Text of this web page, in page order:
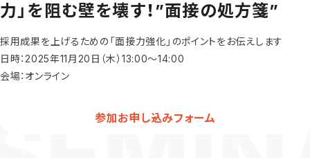
力」を阻む壁を壊す！”面接の処方箋”
採用成果を上げるための「面接力強化」のポイントをお伝えします
日時：2025年11月20日（木）13:00～14:00
会場：オンライン
参加お申し込みフォーム